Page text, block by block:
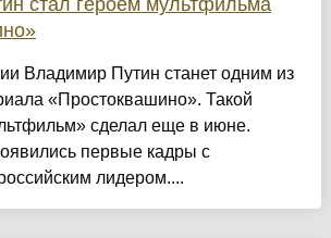
Владимир Путин станет одним из
«Простоквашино». Такой
сделал еще в июне.
первые кадры с
лидером....